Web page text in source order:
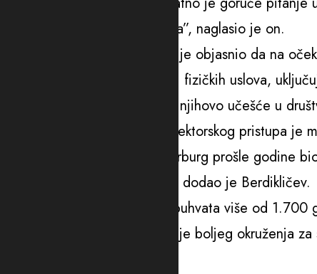
vijeka poboljšati kvalitet života”, naglasio je on.
Šef kancelarije SZO u Moskvi je objasnio da na
stvaranje povoljnih socijalnih i fizičkih uslova,
javna mjesta, koriste prevoz i njihovo učešće u
“Dobar primjer takvog međusektorskog pristupa
napomenem da je Sankt Peterburg prošle godine
prilagođenoj starijim ljudima”, dodao je Berdikličev.
On je naveo da ova mreža obuhvata više od
ujedinjuje jedan cilj – stvaranje boljeg okruženja za